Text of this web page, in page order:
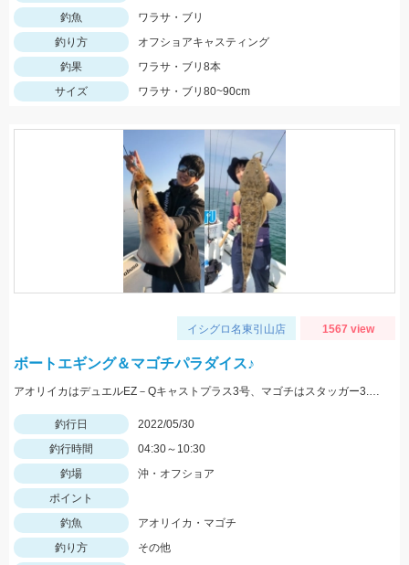
釣魚
ワラサ・ブリ
釣り方
オフショアキャスティング
釣果
ワラサ・ブリ8本
サイズ
ワラサ・ブリ80~90cm
イシグロ名東引山店 1567 view
ボートエギング＆マゴチパラダイス♪
アオリイカはデュエルEZ－Qキャストプラス3号、マゴチはスタッガー3.5インチやカバークローグランデにヒット！
釣行日
2022/05/30
釣行時間
04:30～10:30
釣場
沖・オフショア
ポイント
釣魚
アオリイカ・マゴチ
釣り方
その他